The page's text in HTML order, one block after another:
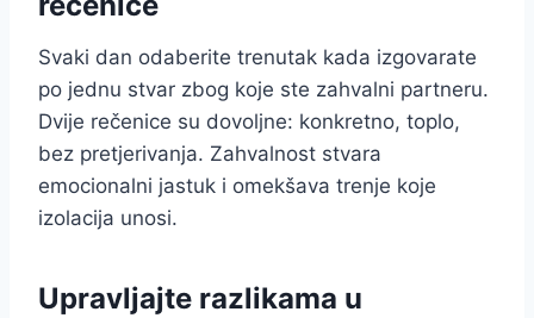
Svaki dan odaberite trenutak kada izgovarate
po jednu stvar zbog koje ste zahvalni partneru.
Dvije rečenice su dovoljne: konkretno, toplo,
bez pretjerivanja. Zahvalnost stvara
emocionalni jastuk i omekšava trenje koje
izolacija unosi.
Upravljajte razlikama u